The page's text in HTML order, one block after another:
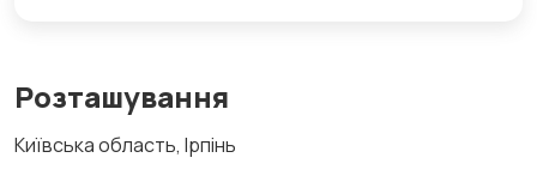
Розташування
Київська область, Ірпінь